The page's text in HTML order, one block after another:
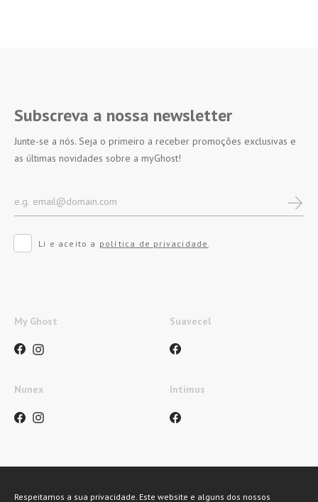
Subscreva a nossa newsletter
Junte-se a nós. Seja o primeiro a receber promoções exclusivas e
as últimas novidades sobre a myGhost!
Li e aceito a política de privacidade
My Ghost Suavecel
Nunex Intimus
Métodos de pagamento
Respeitamos a sua privacidade. Este website e alguns dos nossos